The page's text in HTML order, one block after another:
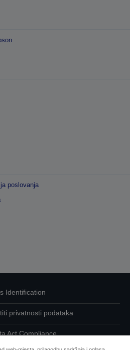
poslovanja
Identification
privatnosti podataka
Act Compliance